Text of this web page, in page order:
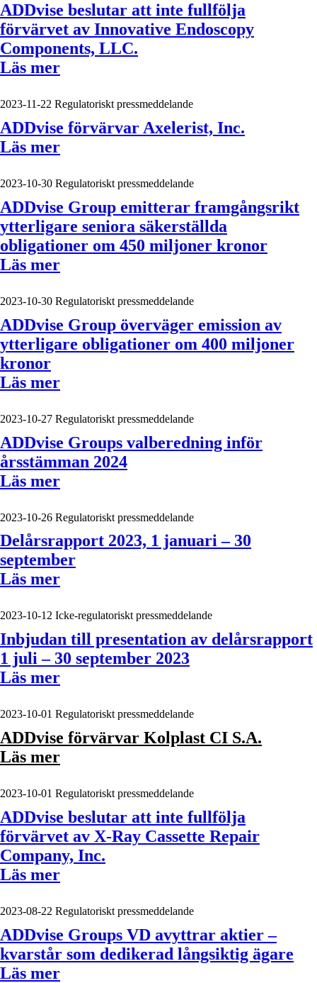
ADDvise beslutar att inte fullfölja
förvärvet av Innovative Endoscopy
Components, LLC.
Läs mer
2023-11-22 Regulatoriskt pressmeddelande
ADDvise förvärvar Axelerist, Inc.
Läs mer
2023-10-30 Regulatoriskt pressmeddelande
ADDvise Group emitterar framgångsrikt
ytterligare seniora säkerställda
obligationer om 450 miljoner kronor
Läs mer
2023-10-30 Regulatoriskt pressmeddelande
ADDvise Group överväger emission av
ytterligare obligationer om 400 miljoner
kronor
Läs mer
2023-10-27 Regulatoriskt pressmeddelande
ADDvise Groups valberedning inför
årsstämman 2024
Läs mer
2023-10-26 Regulatoriskt pressmeddelande
Delårsrapport 2023, 1 januari – 30
september
Läs mer
2023-10-12 Icke-regulatoriskt pressmeddelande
Inbjudan till presentation av delårsrapport
1 juli – 30 september 2023
Läs mer
2023-10-01 Regulatoriskt pressmeddelande
ADDvise förvärvar Kolplast CI S.A.
Läs mer
2023-10-01 Regulatoriskt pressmeddelande
ADDvise beslutar att inte fullfölja
förvärvet av X-Ray Cassette Repair
Company, Inc.
Läs mer
2023-08-22 Regulatoriskt pressmeddelande
ADDvise Groups VD avyttrar aktier –
kvarstår som dedikerad långsiktig ägare
Läs mer